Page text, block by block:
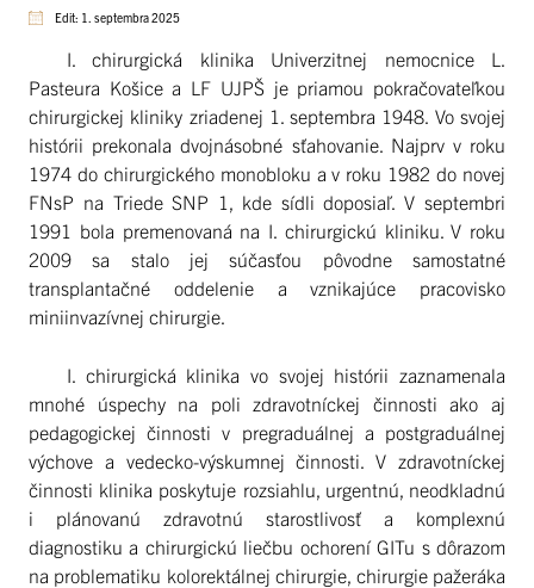
Edit: 1. septembra 2025
I. chirurgická klinika Univerzitnej nemocnice L.
Pasteura Košice a LF UJPŠ je priamou pokračovateľkou
chirurgickej kliniky zriadenej 1. septembra 1948. Vo svojej
histórii prekonala dvojnásobné sťahovanie. Najprv v roku
1974 do chirurgického monobloku a v roku 1982 do novej
FNsP na Triede SNP 1, kde sídli doposiaľ. V septembri
1991 bola premenovaná na I. chirurgickú kliniku. V roku
2009 sa stalo jej súčasťou pôvodne samostatné
transplantačné oddelenie a vznikajúce pracovisko
miniinvazívnej chirurgie.
I. chirurgická klinika vo svojej histórii zaznamenala
mnohé úspechy na poli zdravotníckej činnosti ako aj
pedagogickej činnosti v pregraduálnej a postgraduálnej
výchove a vedecko-výskumnej činnosti. V zdravotníckej
činnosti klinika poskytuje rozsiahlu, urgentnú, neodkladnú
i plánovanú zdravotnú starostlivosť a komplexnú
diagnostiku a chirurgickú liečbu ochorení GITu s dôrazom
na problematiku kolorektálnej chirurgie, chirurgie pažeráka